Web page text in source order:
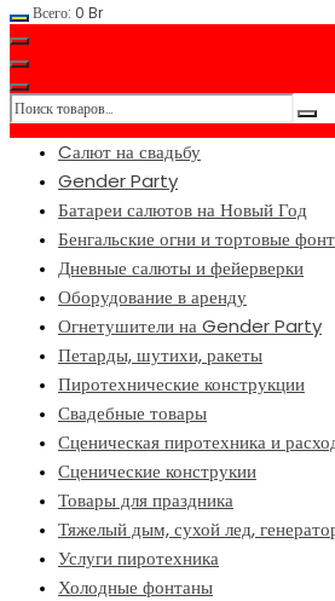
Всего: 0 Br
Cалют на свадьбу
Gender Party
Батареи салютов на Новый Год
Бенгальские огни и тортовые
Дневные салюты и фейерверки
Оборудование в аренду
Огнетушители на Gender Party
Петарды, шутихи, ракеты
Пиротехнические конструкции
Свадебные товары
Сценическая пиротехника и
Сценические конструкии
Товары для праздника
Тяжелый дым, сухой лед,
Услуги пиротехника
Холодные фонтаны